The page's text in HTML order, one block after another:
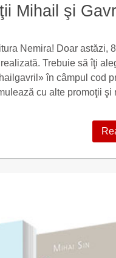
Mihail şi
Nemira! Doar astăzi, 8
Trebuie să îţi
în câmpul cod
cu alte promoţii şi